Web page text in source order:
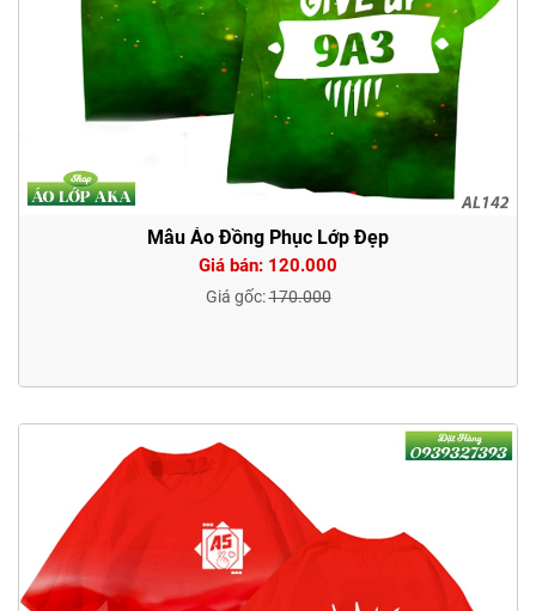
Mẫu Áo Đồng Phục Lớp Đẹp
Giá bán: 120.000
Giá gốc:170.000